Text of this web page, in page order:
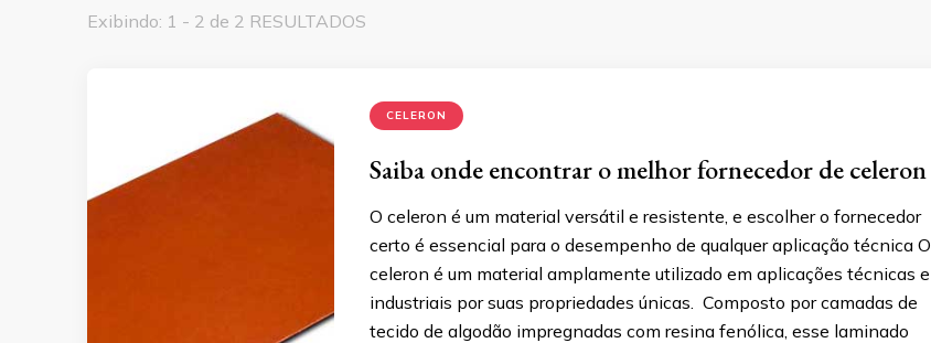
Exibindo: 1 - 2 de 2 RESULTADOS
CELERON
Saiba onde encontrar o melhor fornecedor de celeron
O celeron é um material versátil e resistente, e escolher o fornecedor
certo é essencial para o desempenho de qualquer aplicação técnica O
celeron é um material amplamente utilizado em aplicações técnicas e
industriais por suas propriedades únicas. Composto por camadas de
tecido de algodão impregnadas com resina fenólica, esse laminado